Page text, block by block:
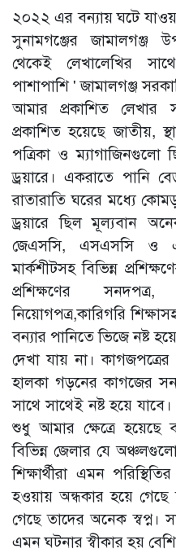
২০২২ এর বন্যায় ঘটে
সুনামগঞ্জের জামালগঞ্জ
থেকেই লেখালেখির
পাশাপাশি ' জামালগঞ্জ
আমার প্রকাশিত লেখার
প্রকাশিত হয়েছে জাতীয়,
পত্রিকা ও
ড্রয়ারে। একরাতে পানি
রাতারাতি ঘরের মধ্যে
ড্রয়ারে ছিল মূল্যবান
জেএসসি, এসএসসি ও
মার্কশীটসহ বিভিন্ন
প্রশিক্ষণের
নিয়োগপত্র,কারিগরি
বন্যার পানিতে ভিজে নষ্ট
দেখা যায় না।
হালকা গড়নের কাগজের
সাথে সাথেই নষ্ট হয়ে
শুধু আমার ক্ষেত্রে হয়েছে
বিভিন্ন জেলার যে
শিক্ষার্থীরা এমন
হওয়ায় অন্ধকার হয়ে গেছে
গেছে তাদের অনেক স্বপ্ন।
এমন ঘটনার স্বীকার হয়